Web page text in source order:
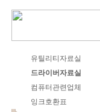
유틸리티자료실
드라이버자료실
컴퓨터관련업체
잉크호환표